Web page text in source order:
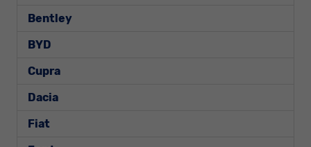
Bentley
BYD
Cupra
Dacia
Fiat